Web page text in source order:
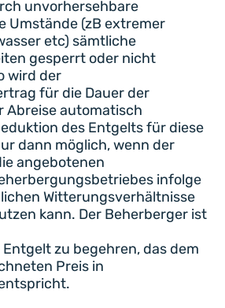
unvorhersehbare
Umstände (zB extremer
etc) sämtliche
gesperrt oder nicht
wird der
für die Dauer der
Abreise automatisch
des Entgelts für diese
dann möglich, wenn der
angebotenen
infolge
Witterungsverhältnisse
kann. Der Beherberger ist
zu begehren, das dem
Preis in